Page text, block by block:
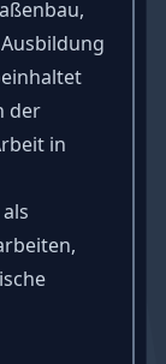
der
in